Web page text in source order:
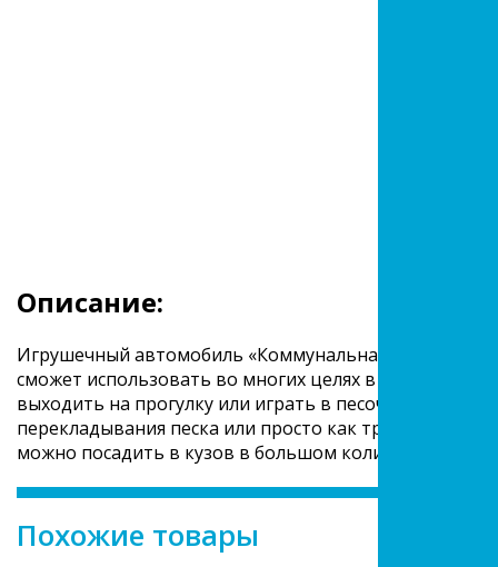
Описание:
Игрушечный автомобиль «Коммунальная» — яркий и
сможет использовать во многих целях в процессе
выходить на прогулку или играть в песочнице,
перекладывания песка или просто как
можно посадить в кузов в большом количестве.
Похожие товары